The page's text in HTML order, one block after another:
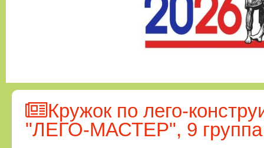
Кружок по лего-
"ЛЕГО-МАСТЕР", 9